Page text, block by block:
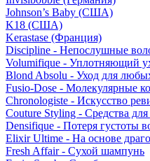
Johnson’s Baby (США)
K18 (США)
Kerastase (Франция)
Discipline - Непослушные
Volumifique - Уплотняющий
Blond Absolu - Уход для
Fusio-Dose - Молекулярные
Chronologiste - Искусство
Couture Styling - Средства
Densifique - Потеря густоты
Elixir Ultime - На основе
Fresh Affair - Сухой шампунь